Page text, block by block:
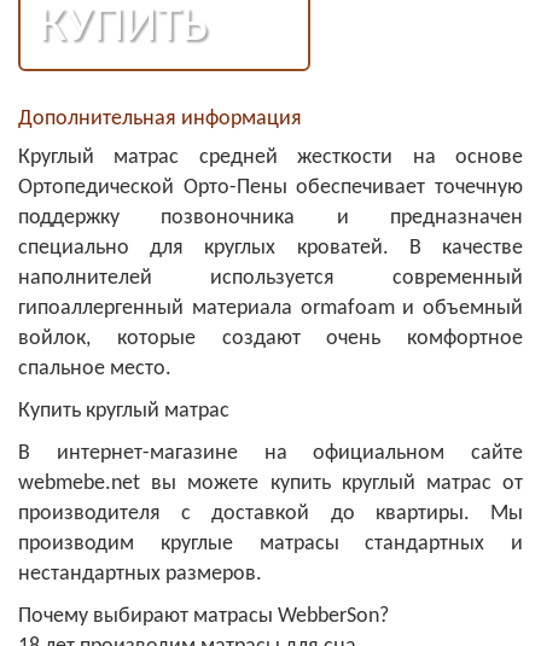
КУПИТЬ
Дополнительная информация
Круглый матрас средней жесткости на основе
Ортопедической Орто-Пены обеспечивает точечную
поддержку позвоночника и предназначен
специально для круглых кроватей. В качестве
наполнителей используется современный
гипоаллергенный материала ormafoam и объемный
войлок, которые создают очень комфортное
спальное место.
Купить круглый матрас
В интернет-магазине на официальном сайте
webmebe.net вы можете купить круглый матрас от
производителя с доставкой до квартиры. Мы
производим круглые матрасы стандартных и
нестандартных размеров.
Почему выбирают матрасы WebberSon?